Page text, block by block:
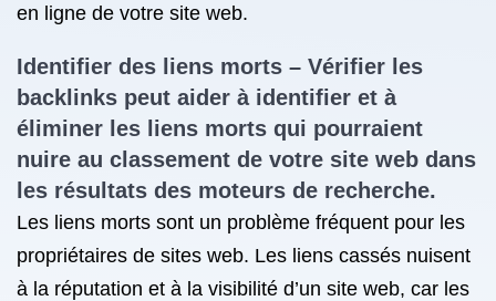
en ligne de votre site web.
Identifier des liens morts – Vérifier les
backlinks peut aider à identifier et à
éliminer les liens morts qui pourraient
nuire au classement de votre site web dans
les résultats des moteurs de recherche.
Les liens morts sont un problème fréquent pour les
propriétaires de sites web. Les liens cassés nuisent
à la réputation et à la visibilité d’un site web, car les